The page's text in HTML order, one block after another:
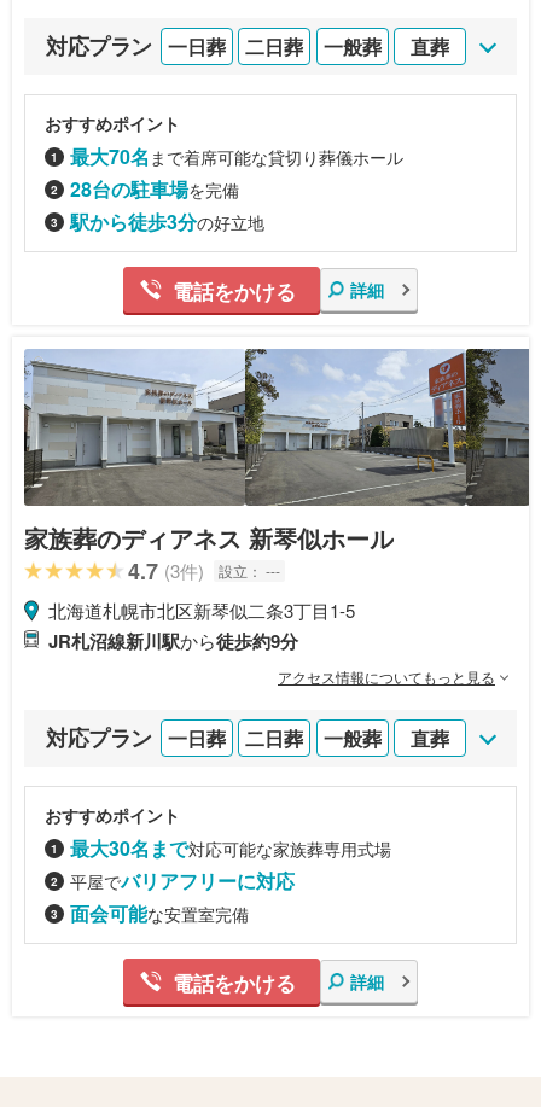
対応プラン 一日葬 二日葬 一般葬 直葬
おすすめポイント
最大70名 まで着席可能な貸切り葬儀ホール
28台の駐車場を完備
駅から徒歩3分の好立地
電話をかける 詳細
家族葬のディアネス 新琴似ホール
4.7 (3件) 設立： ---
北海道札幌市北区新琴似二条3丁目1-5
JR札沼線新川駅から徒歩約9分
アクセス情報についてもっと見る
対応プラン 一日葬 二日葬 一般葬 直葬
おすすめポイント
最大30名まで対応可能な家族葬専用式場
平屋でバリアフリーに対応
面会可能な安置室完備
電話をかける 詳細